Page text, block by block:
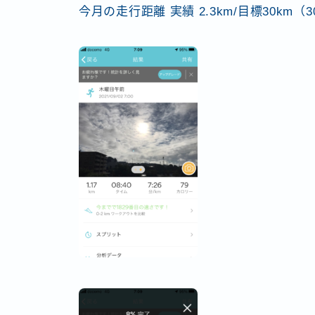
今月の走行距離 実績 2.3km/目標30km（